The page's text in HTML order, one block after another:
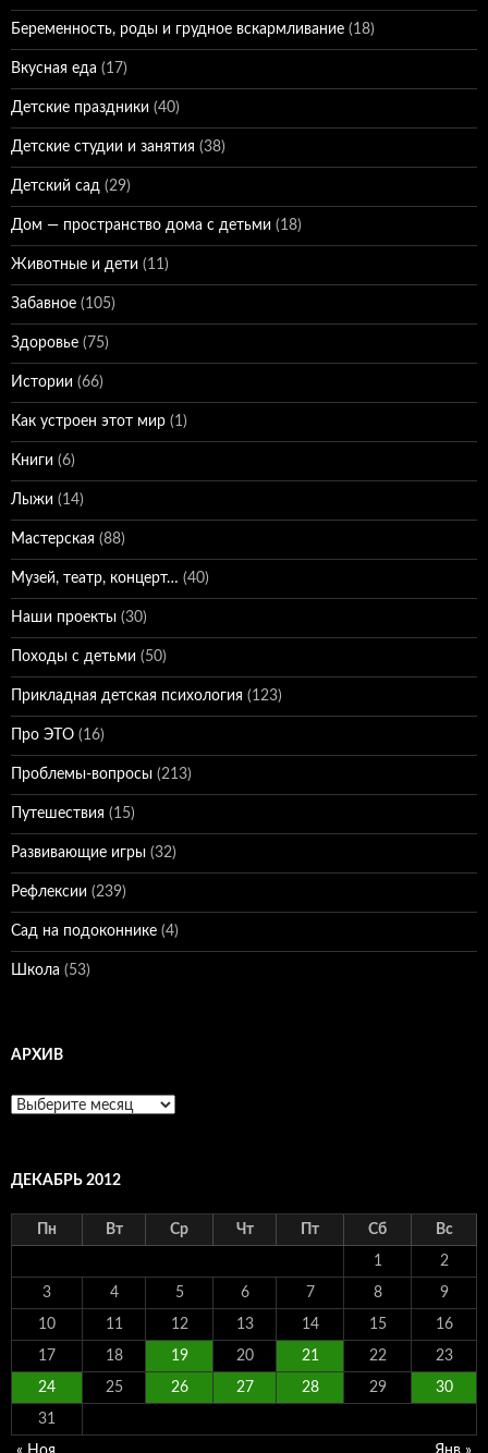
Беременность, роды и грудное вскармливание (18)
Вкусная еда (17)
Детские праздники (40)
Детские студии и занятия (38)
Детский сад (29)
Дом — пространство дома с детьми (18)
Животные и дети (11)
Забавное (105)
Здоровье (75)
Истории (66)
Как устроен этот мир (1)
Книги (6)
Лыжи (14)
Мастерская (88)
Музей, театр, концерт… (40)
Наши проекты (30)
Походы с детьми (50)
Прикладная детская психология (123)
Про ЭТО (16)
Проблемы-вопросы (213)
Путешествия (15)
Развивающие игры (32)
Рефлексии (239)
Сад на подоконнике (4)
Школа (53)
АРХИВ
Архив
ДЕКАБРЬ 2012
Пн Вт Ср Чт Пт Сб Вс
1 2
3 4 5 6 7 8 9
10 11 12 13 14 15 16
17 18 19 20 21 22 23
24 25 26 27 28 29 30
31